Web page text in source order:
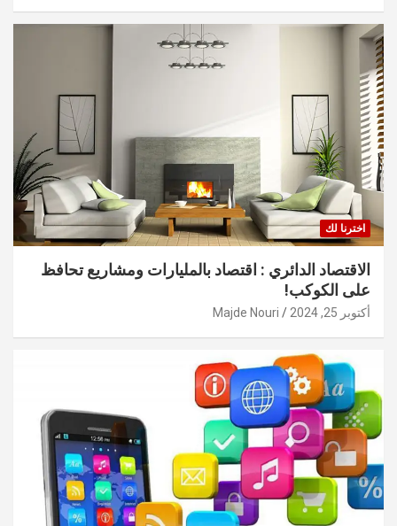
اخترنا لك
الاقتصاد الدائري : اقتصاد بالمليارات ومشاريع تحافظ
على الكوكب!
أكتوبر 25, 2024 Majde Nouri